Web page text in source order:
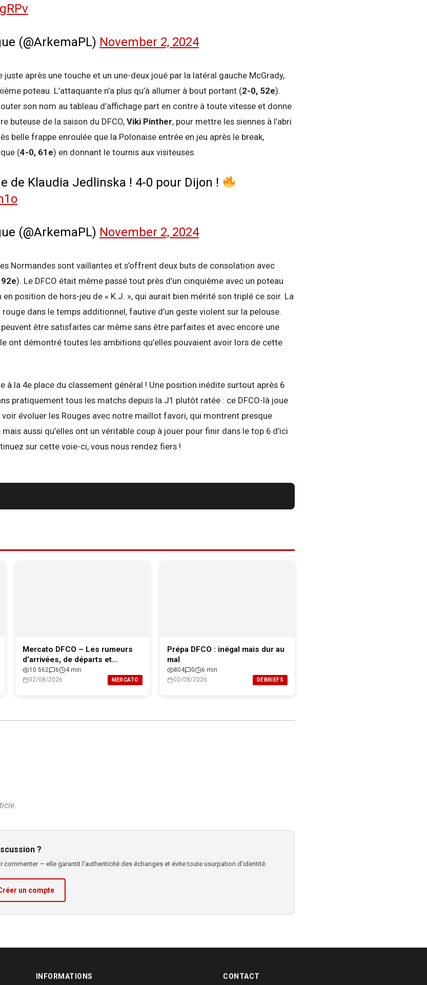
(@ArkemaPL) November 2, 2024
juste après une touche et un une-deux joué par la latéral gauche McGrady,
poteau. L’attaquante n’a plus qu’à allumer à bout portant (2-0, 52e).
son nom au tableau d’affichage part en contre à toute vitesse et donne
buteuse de la saison du DFCO, Viki Pinther, pour mettre les siennes à l’abri
belle frappe enroulée que la Polonaise entrée en jeu après le break,
(4-0, 61e) en donnant le tournis aux visiteuses.
de Klaudia Jedlinska ! 4-0 pour Dijon !
(@ArkemaPL) November 2, 2024
Normandes sont vaillantes et s’offrent deux buts de consolation avec
). Le DFCO était même passé tout près d’un cinquième avec un poteau
en position de hors-jeu de « K.J. », qui aurait bien mérité son triplé ce soir. La
dans le temps additionnel, fautive d’un geste violent sur la pelouse.
être satisfaites car même sans être parfaites et avec encore une
ont démontré toutes les ambitions qu’elles pouvaient avoir lors de cette
à la 4e place du classement général ! Une position inédite surtout après 6
pratiquement tous les matchs depuis la J1 plutôt ratée : ce DFCO-là joue
voir évoluer les Rouges avec notre maillot favori, qui montrent presque
aussi qu’elles ont un véritable coup à jouer pour finir dans le top 6 d’ici
sur cette voie-ci, vous nous rendez fiers !
Mercato DFCO – Les rumeurs
d’arrivées, de départs et
l’effectif professionnel de Dijon
pour 2026-2027
10 562 6
4 min
02/08/2026
MERCATO
Prépa DFCO : inégal mais dur au
mal
804 0
6 min
02/08/2026
DÉBRIEFS
?
commenter — elle garantit l'authenticité des échanges et évite toute usurpation d'identité.
un compte
INFORMATIONS CONTACT